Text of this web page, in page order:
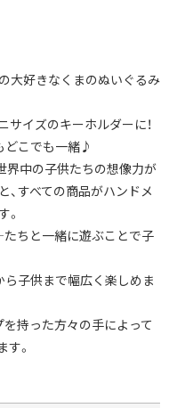
大好きなくまのぬいぐるみ
サイズのキーホルダーに！
どこでも一緒♪
界中の子供たちの想像力が
すべての商品がハンドメ
。
ちと一緒に遊ぶことで子
ら子供まで幅広く楽しめま
を持った方々の手によって
。